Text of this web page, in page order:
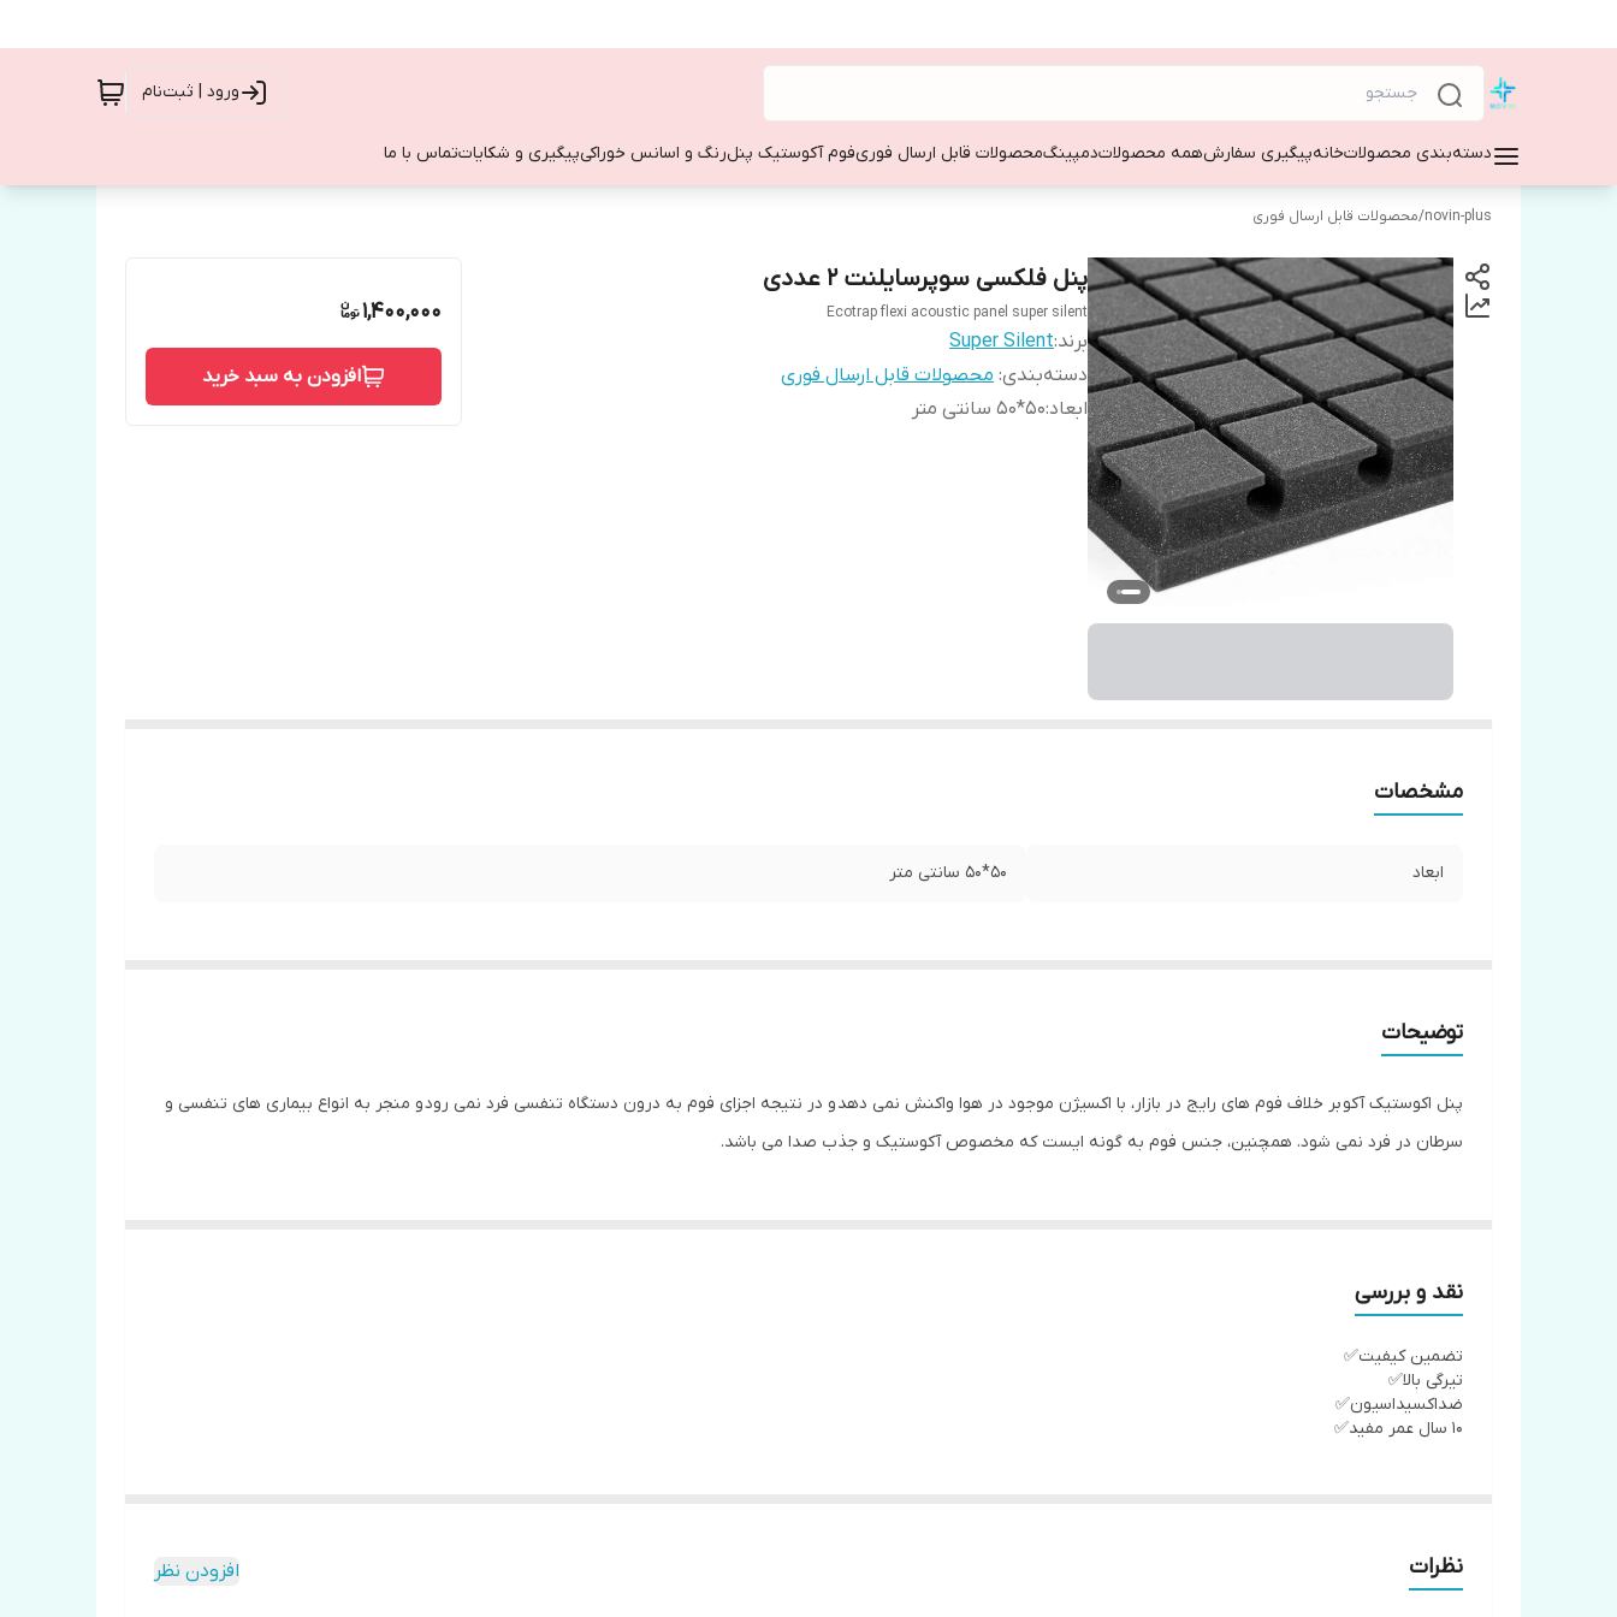
ورود | ثبت‌نام
دسته‌بندی محصولاتخانهپیگیری سفارشهمه محصولاتدمپینگمحصولات قابل ارسال فوریفوم آکوستیک پنلرنگ و اسانس خوراکیپیگیری و شکایاتتماس با ما
novin-plus
/محصولات قابل ارسال فوری
پنل فلکسی سوپرسایلنت ۲ عددی
Ecotrap flexi acoustic panel super silent
برند:Super Silent
دسته‌بندی: محصولات قابل ارسال فوری
ابعاد:50*50 سانتی متر
1,400,000
افزودن به سبد خرید
مشخصات
ابعاد 50*50 سانتی متر
توضیحات
پنل اکوستیک آکو بر خلاف فوم های رایج در بازار، با اکسیژن موجود در هوا واکنش نمی دهد و در نتیجه اجزای فوم به درون دستگاه تنفسی فرد نمی رود و منجر به انواع بیماری های تنفسی و
سرطان در فرد نمی شود. همچنین، جنس فوم به گونه ایست که مخصوص آکوستیک و جذب صدا می باشد.
نقد و بررسی
تضمین کیفیت✅
تیرگی بالا✅
ضداکسیداسیون✅
10 سال عمر مفید✅
نظرات افزودن نظر